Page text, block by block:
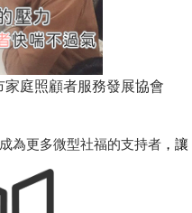
庭照顧者服務發展協會
為更多微型社福的支持者 ，